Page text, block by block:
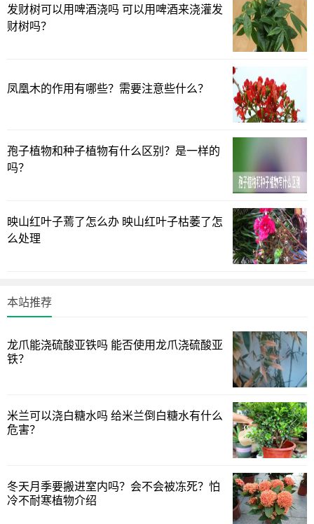
红彤彤的石榴，是咱们中国人最喜欢的红色，非常喜庆。关
键的是，石榴树的寓意还特别好，它由于有许多籽，因此寓
第二，柿子树
柿子树是一种非常适合种在门前的大树，一方面它的实用
性很强，年年都可以在门前结果，采集不少柿子吃。而且它
还皮实好养，哪怕是没有什么养花经验的人也可以养好它。
并且它的寓意也极好，柿子树寓意着家庭事事顺利，是一种
第三，紫玉兰
发财树可以用啤酒浇吗 可以用啤酒来浇灌发
财树吗？
凤凰木的作用有哪些？需要注意些什么？
孢子植物和种子植物有什么区别？是一样的
吗？
映山红叶子蔫了怎么办 映山红叶子枯萎了怎
么处理
本站推荐
龙爪能浇硫酸亚铁吗 能否使用龙爪浇硫酸亚
铁？
米兰可以浇白糖水吗 给米兰倒白糖水有什么
危害？
冬天月季要搬进室内吗？会不会被冻死？怕
冷不耐寒植物介绍